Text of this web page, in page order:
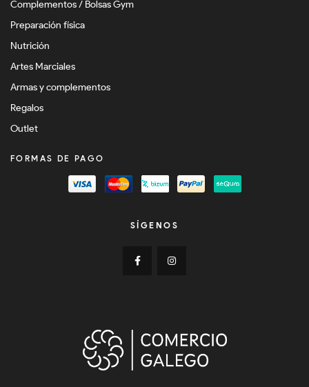
Complementos / Bolsas Gym
Preparación física
Nutrición
Artes Marciales
Armas y complementos
Regalos
Outlet
FORMAS DE PAGO
SÍGENOS